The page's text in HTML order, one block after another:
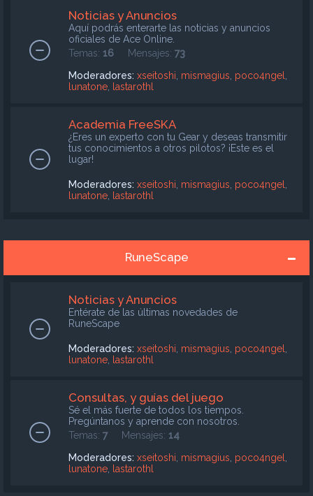
Noticias y Anuncios
Aquí podrás enterarte las noticias y anuncios
oficiales de Ace Online.
Temas: 16 Mensajes: 73
Moderadores: xseitoshi mismagius poco4ngel
lunatone
lastarothl
Academia FreeSKA
¿Eres un experto con tu Gear y deseas transmitir
tus conocimientos a otros pilotos? ¡Este es el
lugar!
Moderadores: xseitoshi mismagius poco4ngel
lunatone
lastarothl
RuneScape
Noticias y Anuncios
Entérate de las últimas novedades de
RuneScape
Moderadores: xseitoshi mismagius poco4ngel
lunatone
lastarothl
Consultas, y guías del juego
Sé el más fuerte de todos los tiempos.
Pregúntanos y aprende con nosotros.
Temas: 7Mensajes: 14
Moderadores: xseitoshi mismagius poco4ngel
lunatone
lastarothl